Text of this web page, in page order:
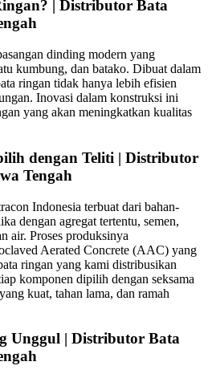
| Distributor Bata
dinding modern yang
kumbung, dan batako. Dibuat dalam
ringan tidak hanya lebih efisien
Inovasi dalam konstruksi ini
yang akan meningkatkan kualitas
dengan Teliti | Distributor
Tengah
Indonesia terbuat dari bahan-
dengan agregat tertentu, semen,
air. Proses produksinya
Aerated Concrete (AAC) yang
ringan yang kami distribusikan
komponen dipilih dengan seksama
kuat, tahan lama, dan ramah
Unggul | Distributor Bata